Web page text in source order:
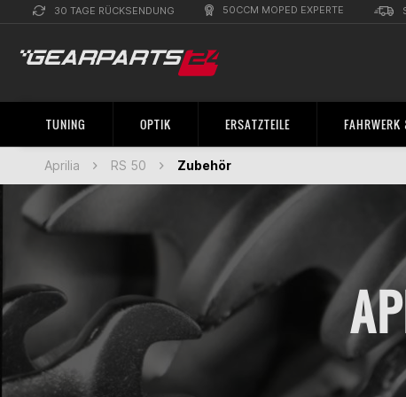
30 TAGE RÜCKSENDUNG 50CCM MOPED EXPERTE
TUNING OPTIK ERSATZTEILE
Aprilia RS 50 Zubehör